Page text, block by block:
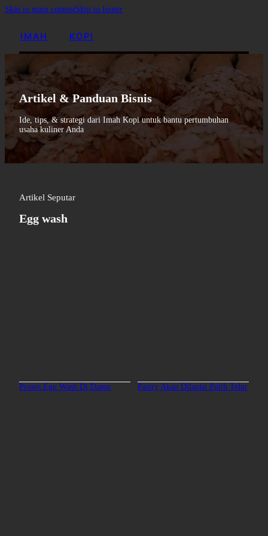
Skip to main contentSkip to footer
IMAH KOPI
Produk
Galeri Produksi
Artikel & Panduan Bisnis
Tentang Kami
Kontak
Artikel & Panduan Bisnis
Ide, tips, & strategi dari Imah Kopi untuk bantu pertumbuhan
usaha kuliner Anda
Artikel Seputar
Egg wash
Proses Egg Wash Di Dapur Pastry Akan Dilapisi Putih Telur